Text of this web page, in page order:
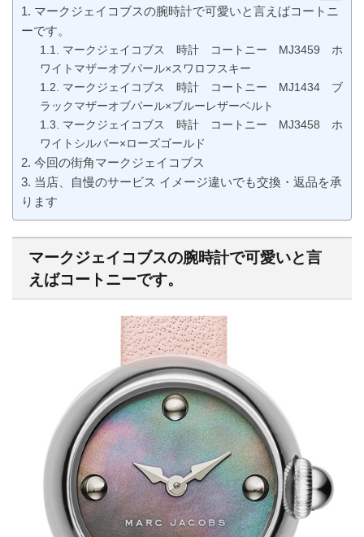
マークジェイコブスの腕時計で可愛いと言えばコートニ
ーです。
マークジェイコブス 時計 コートニー MJ3459 ホ
ワイトマザーオブパール×スワロフスキー
マークジェイコブス 時計 コートニー MJ1434 ブ
ラックマザーオブパール×ブルーレザーベルト
マークジェイコブス 時計 コートニー MJ3458 ホ
ワイトシルバー×ローズゴールド
今回の街角マークジェイコブス
当店、自慢のサービス イメージ違いでも交換・返品を承
ります
マークジェイコブスの腕時計で可愛いと言
えばコートニーです。